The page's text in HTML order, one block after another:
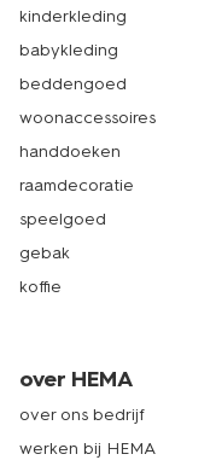
kinderkleding
babykleding
beddengoed
woonaccessoires
handdoeken
raamdecoratie
speelgoed
gebak
koffie
over HEMA
over ons bedrijf
werken bij HEMA